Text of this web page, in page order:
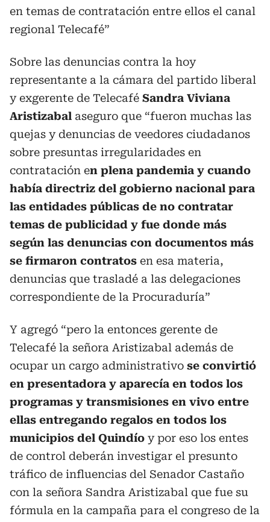
en temas de contratación entre ellos el canal
regional Telecafé”
Sobre las denuncias contra la hoy
representante a la cámara del partido liberal
y exgerente de Telecafé Sandra Viviana
Aristizabal aseguro que “fueron muchas las
quejas y denuncias de veedores ciudadanos
sobre presuntas irregularidades en
contratación en plena pandemia y cuando
había directriz del gobierno nacional para
las entidades públicas de no contratar
temas de publicidad y fue donde más
según las denuncias con documentos más
se firmaron contratos en esa materia,
denuncias que trasladé a las delegaciones
correspondiente de la Procuraduría”
Y agregó “pero la entonces gerente de
Telecafé la señora Aristizabal además de
ocupar un cargo administrativo se convirtió
en presentadora y aparecía en todos los
programas y transmisiones en vivo entre
ellas entregando regalos en todos los
municipios del Quindío y por eso los entes
de control deberán investigar el presunto
tráfico de influencias del Senador Castaño
con la señora Sandra Aristizabal que fue su
fórmula en la campaña para el congreso de la